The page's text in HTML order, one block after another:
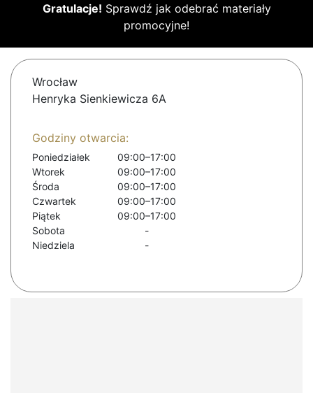
Gratulacje! Sprawdź jak odebrać materiały
promocyjne!
Wrocław
Henryka Sienkiewicza 6A
Godziny otwarcia:
Poniedziałek
09:00–17:00
Wtorek
09:00–17:00
Środa
09:00–17:00
Czwartek
09:00–17:00
Piątek
09:00–17:00
Sobota
-
Niedziela
-